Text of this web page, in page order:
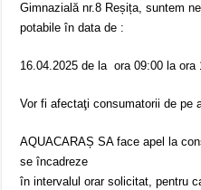
Gimnazială nr.8 Reșița, suntem
potabile în data de :
16.04.2025 de la ora 09:00 la ora
Vor fi afectaţi consumatorii de pe
AQUACARAȘ SA face apel la
se încadreze
în intervalul orar solicitat, pentru